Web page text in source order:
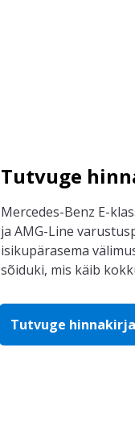
Tutvuge
Mercedes-Benz E-
ja AMG-Line
isikupärasema
sõiduki, mis käib
Tutvuge